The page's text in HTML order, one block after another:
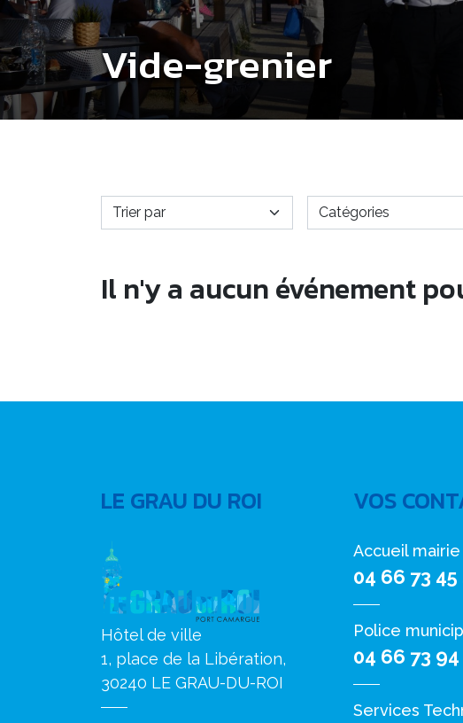
Vide-grenier
Il n'y a aucun événement
LE GRAU DU ROI
Hôtel de ville
1, place de la Libération,
30240 LE GRAU-DU-ROI
VOS
Accueil mairie
04 66 73 45
Police
04 66 73 94
Services